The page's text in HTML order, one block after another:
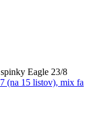
Eagle 23/8